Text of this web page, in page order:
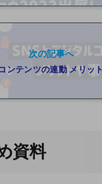
次の記事へ
ンテンツの連動 メリッ
資料